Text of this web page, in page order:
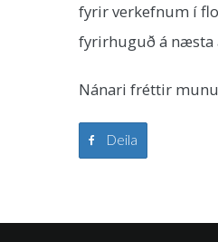
fyrir verkefnum í
fyrirhuguð á næsta
Nánari fréttir
Deila